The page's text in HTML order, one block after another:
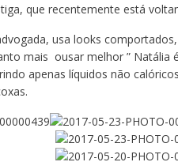
que recentemente está
usa looks
mais ousar melhor ”
apenas líquidos não